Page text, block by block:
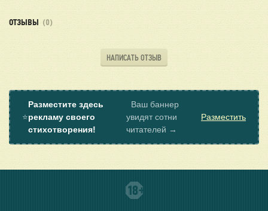
ОТЗЫВЫ (0)
НАПИСАТЬ ОТЗЫВ
⭐
Разместите здесь
рекламу своего
стихотворения!
Ваш баннер
увидят сотни
читателей →
Разместить